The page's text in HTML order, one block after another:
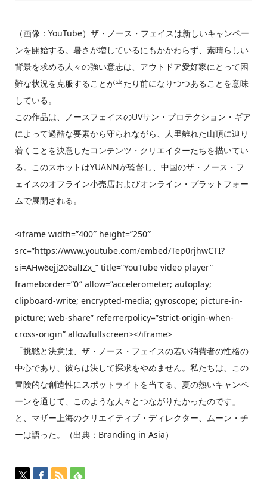
（画像：YouTube）ザ・ノース・フェイスは新しいキャンペー
ンを開始する。暑さが増しているにもかかわらず、素晴らしい
背景を求める人々の強い意志は、アウトドア愛好家にとって困
難な状況を克服することが当たり前になりつつあることを意味
している。
この作品は、ノースフェイスのUVサン・プロテクション・ギア
によって過酷な要素から守られながら、人里離れた山頂に辿り
着くことを決意したコンテンツ・クリエイターたちを描いてい
る。このスポットはYUANNが監督し、中国のザ・ノース・フ
ェイスのオフライン小売店およびオンライン・プラットフォー
ムで展開される。
<iframe width=”400″ height=”250″
src=”https://www.youtube.com/embed/Tep0rjhwCTI?
si=AHw6ejj206alIZx_” title=”YouTube video player”
frameborder=”0″ allow=”accelerometer; autoplay;
clipboard-write; encrypted-media; gyroscope; picture-in-
picture; web-share” referrerpolicy=”strict-origin-when-
cross-origin” allowfullscreen></iframe>
「挑戦と決意は、ザ・ノース・フェイスの若い消費者の性格の
中心であり、彼らは決して探求をやめません。私たちは、この
冒険的な創造性にスポットライトを当てる、夏の熱いキャンペ
ーンを通じて、このような人々とつながりたかったのです」
と、マザー上海のクリエイティブ・ディレクター、ムーン・チ
ーは語った。（出典：Branding in Asia）